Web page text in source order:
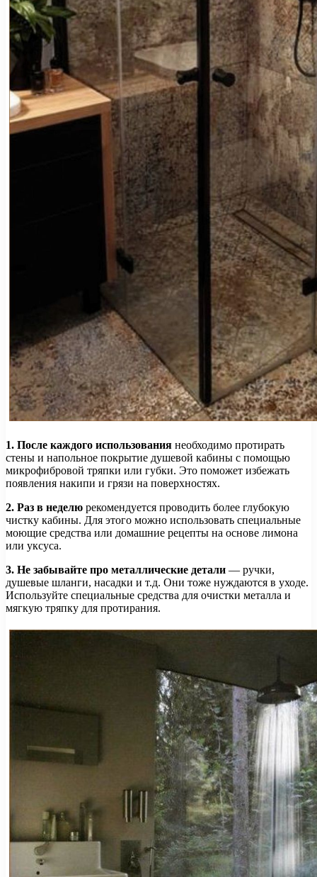
1. После каждого использования необходимо протирать
стены и напольное покрытие душевой кабины с помощью
микрофибровой тряпки или губки. Это поможет избежать
появления накипи и грязи на поверхностях.
2. Раз в неделю рекомендуется проводить более глубокую
чистку кабины. Для этого можно использовать специальные
моющие средства или домашние рецепты на основе лимона
или уксуса.
3. Не забывайте про металлические детали — ручки,
душевые шланги, насадки и т.д. Они тоже нуждаются в уходе.
Используйте специальные средства для очистки металла и
мягкую тряпку для протирания.